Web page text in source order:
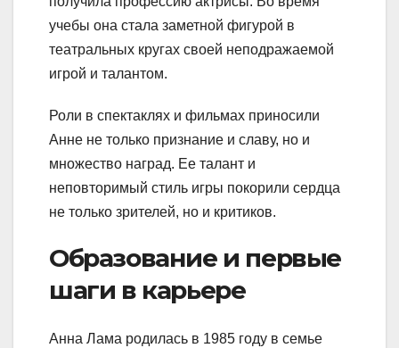
учебы она стала заметной фигурой в
театральных кругах своей неподражаемой
игрой и талантом.
Роли в спектаклях и фильмах приносили
Анне не только признание и славу, но и
множество наград. Ее талант и
неповторимый стиль игры покорили сердца
не только зрителей, но и критиков.
Образование и первые
шаги в карьере
Анна Лама родилась в 1985 году в семье